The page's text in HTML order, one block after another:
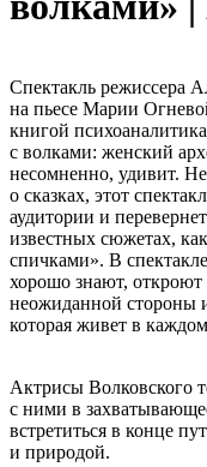
Спектакль режиссера
на пьесе Марии
книгой
с волками: женский
несомненно, удивит.
о сказках, этот
аудитории и
известных сюжетах,
спичками». В
хорошо знают,
неожиданной стороны
которая живет в
Актрисы Волковского
с ними в
встретиться в конце
и природой.